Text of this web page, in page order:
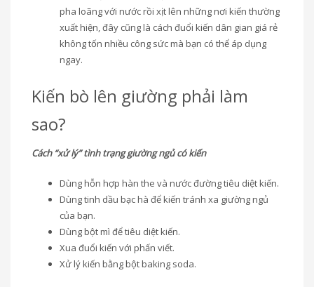
pha loãng với nước rồi xịt lên những nơi kiến thường
xuất hiện, đây cũng là cách đuổi kiến dân gian giá rẻ
không tốn nhiều công sức mà bạn có thể áp dụng
ngay.
Kiến bò lên giường phải làm
sao?
Cách “xử lý” tình trạng giường ngủ có kiến
Dùng hỗn hợp hàn the và nước đường tiêu diệt kiến.
Dùng tinh dầu bạc hà để kiến tránh xa giường ngủ
của bạn.
Dùng bột mì để tiêu diệt kiến.
Xua đuổi kiến với phấn viết.
Xử lý kiến bằng bột baking soda.